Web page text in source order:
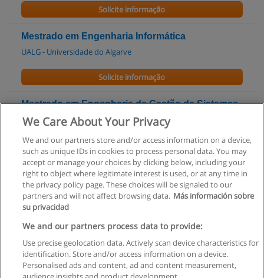
Solicite informação
Mestrado em Engenharia Informática
UALG - Universidade do Algarve
Solicite informação
Mestrado em Engenharia de Gestão de Sistemas
de Informação
Solicite informação
Regras de uso
Privacidade de dados
Entrar em contato com Educaedu
We Care About Your Privacy
We and our partners store and/or access information on a device,
such as unique IDs in cookies to process personal data. You may
accept or manage your choices by clicking below, including your
right to object where legitimate interest is used, or at any time in
the privacy policy page. These choices will be signaled to our
partners and will not affect browsing data. Más información sobre
su privacidad
We and our partners process data to provide:
Use precise geolocation data. Actively scan device characteristics for
identification. Store and/or access information on a device.
Personalised ads and content, ad and content measurement,